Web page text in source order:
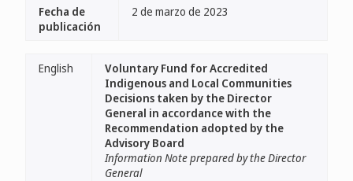
Fecha de
publicación
2 de marzo de 2023
English
Voluntary Fund for Accredited
Indigenous and Local Communities
Decisions taken by the Director
General in accordance with the
Recommendation adopted by the
Advisory Board
Information Note prepared by the Director
General